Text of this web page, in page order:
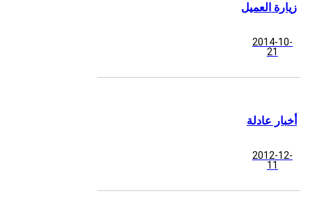
زيارة العميل
2014-10-
21
أخبار عادلة
2012-12-
11